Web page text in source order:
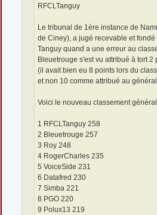
RFCLTanguy
Le tribunal de 1ère instance de
de Ciney), a jugé recevable et fondé
Tanguy quand a une erreur au
Bleuetrouge s'est vu attribué à tort
(il avait bien eu 8 points lors du
et non 10 comme attribué au
Voici le nouveau classement général
1 RFCLTanguy 258
2 Bleuetrouge 257
3 Roy 248
4 RogerCharles 235
5 VoiceSide 231
6 Datafred 230
7 Simba 221
8 PGO 220
9 Polux13 219